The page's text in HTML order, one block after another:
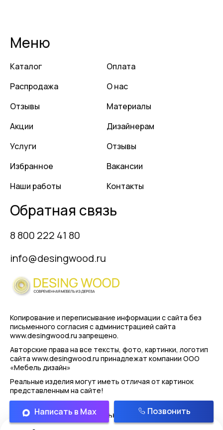
Меню
Каталог
Распродажа
Отзывы
Акции
Услуги
Избранное
Наши работы
Оплата
О нас
Материалы
Дизайнерам
Отзывы
Вакансии
Контакты
Обратная связь
8 800 222 41 80
info@desingwood.ru
Копирование и переписывание информации с сайта без
письменного согласия с администрацией сайта
www.desingwood.ru запрещено.
Авторские права на все тексты, фото, картинки, логотип
сайта www.desingwood.ru принадлежат компании ООО
«Мебель дизайн»
Реальные изделия могут иметь отличая от картинок
представленным на сайте!
Политика конфиденциальности
Написать в Max Позвонить